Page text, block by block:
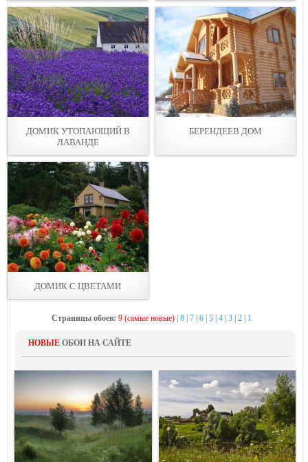
ДОМИК УТОПАЮЩИЙ В
ЛАВАНДЕ
БЕРЕНДЕЕВ ДОМ
ДОМИК С ЦВЕТАМИ
Страницы обоев: 9 (самые новые) 8 7 6 5 4 3 2 1
НОВЫЕ ОБОИ НА САЙТЕ